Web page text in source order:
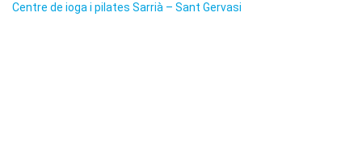
Centre de ioga i pilates Sarrià – Sant Gervasi